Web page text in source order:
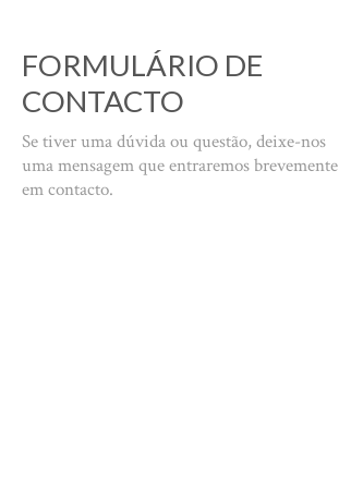
FORMULÁRIO DE
CONTACTO
Se tiver uma dúvida ou questão, deixe-nos
uma mensagem que entraremos brevemente
em contacto.